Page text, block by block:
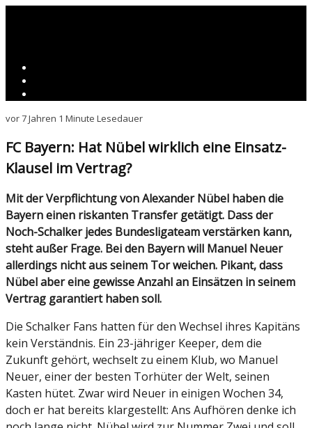
vor 7 Jahren 1 Minute Lesedauer
FC Bayern: Hat Nübel wirklich eine Einsatz-
Klausel im Vertrag?
Mit der Verpflichtung von Alexander Nübel haben die
Bayern einen riskanten Transfer getätigt. Dass der
Noch-Schalker jedes Bundesligateam verstärken kann,
steht außer Frage. Bei den Bayern will Manuel Neuer
allerdings nicht aus seinem Tor weichen. Pikant, dass
Nübel aber eine gewisse Anzahl an Einsätzen in seinem
Vertrag garantiert haben soll.
Die Schalker Fans hatten für den Wechsel ihres Kapitäns
kein Verständnis. Ein 23-jähriger Keeper, dem die
Zukunft gehört, wechselt zu einem Klub, wo Manuel
Neuer, einer der besten Torhüter der Welt, seinen
Kasten hütet. Zwar wird Neuer in einigen Wochen 34,
doch er hat bereits klargestellt: Ans Aufhören denke ich